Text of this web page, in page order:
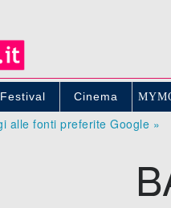
Festival Cinema
alle fonti preferite Google »